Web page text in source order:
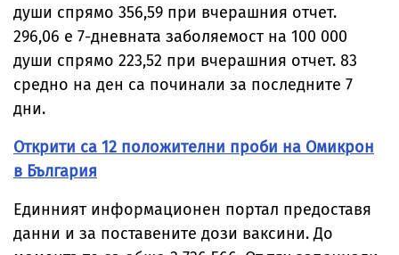
души спрямо 356,59 при вчерашния отчет.
296,06 е 7-дневната заболяемост на 100 000
души спрямо 223,52 при вчерашния отчет. 83
средно на ден са починали за последните 7
дни.
Открити са 12 положителни проби на Омикрон
в България
Единният информационен портал предоставя
данни и за поставените дози ваксини. До